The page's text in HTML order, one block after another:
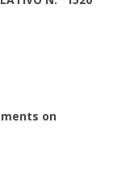
on